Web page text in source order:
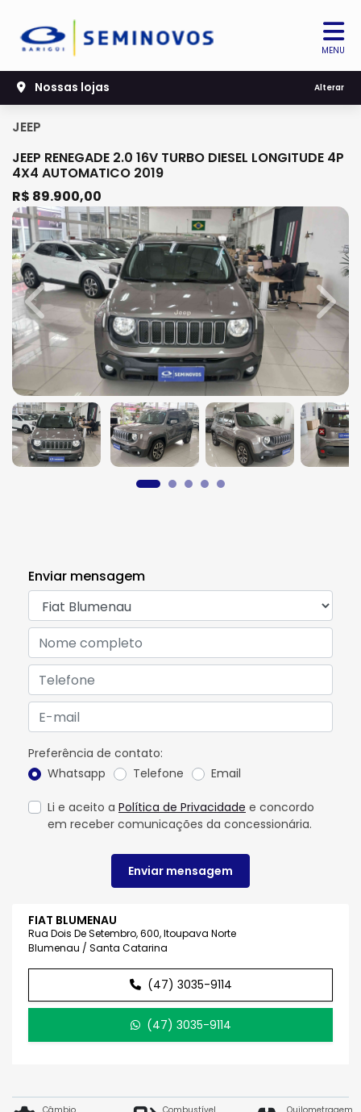
MENU
Nossas lojas Alterar
JEEP
JEEP RENEGADE 2.0 16V TURBO DIESEL LONGITUDE 4P
4X4 AUTOMATICO 2019
R$ 89.900,00
Previous Next
FIAT BLUMENAU
Rua Dois De Setembro, 600, Itoupava Norte
Blumenau / Santa Catarina
(47) 3035-9114
(47) 3035-9114
Enviar mensagem
Preferência de contato:
Whatsapp
Telefone Email
Li e aceito a Política de Privacidade e concordo
em receber comunicações da concessionária.
Enviar mensagem